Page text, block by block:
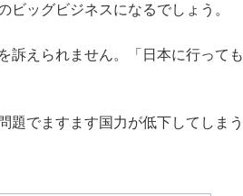
ッグビジネスになるでしょう。
訴えられません。「日本に行っても
題でますます国力が低下してしまう